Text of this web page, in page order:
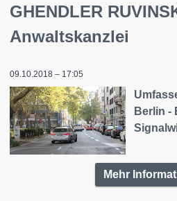
GHENDLER
Anwaltskanzlei
09.10.2018 – 17:05
Berlin -
Mehr